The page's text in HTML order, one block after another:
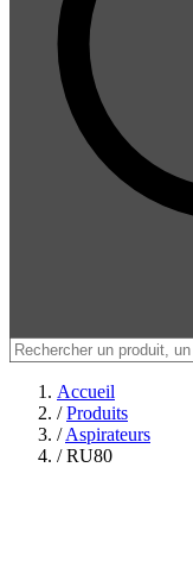
Accueil
/ Produits
/ Aspirateurs
/ RU80